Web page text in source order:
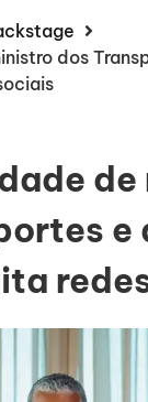
dos
e